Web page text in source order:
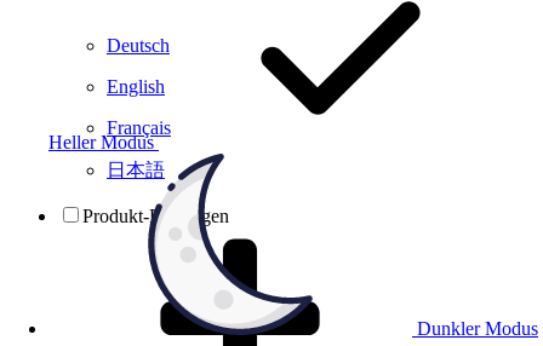
Heller Modus
Dunkler Modus
Deutsch
English
Français
日本語
Produkt-Prüfungen